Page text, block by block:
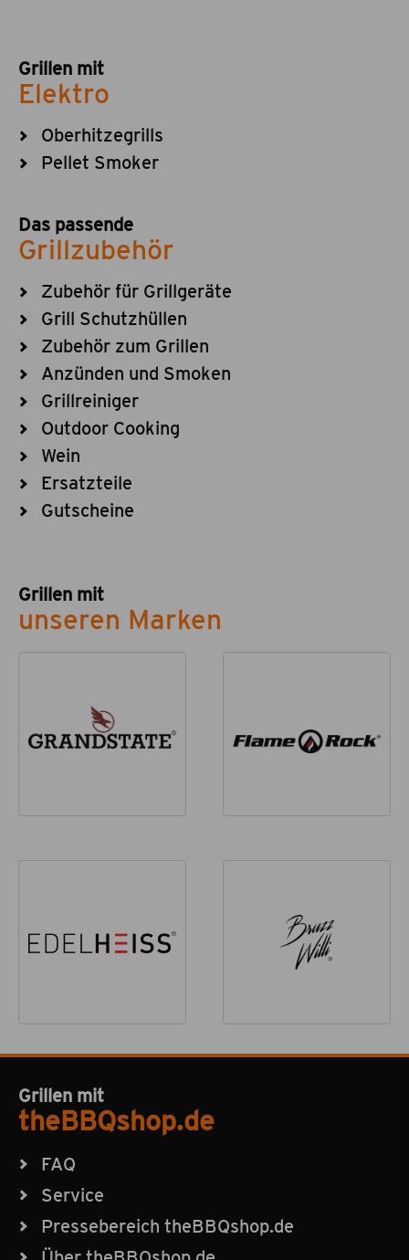
Grillen mit
Elektro
Oberhitzegrills
Pellet Smoker
Das passende
Grillzubehör
Zubehör für Grillgeräte
Grill Schutzhüllen
Zubehör zum Grillen
Anzünden und Smoken
Grillreiniger
Outdoor Cooking
Wein
Ersatzteile
Gutscheine
Grillen mit
unseren Marken
Grillen mit
theBBQshop.de
FAQ
Service
Pressebereich theBBQshop.de